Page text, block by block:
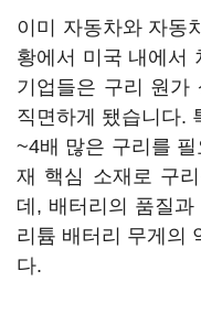
이미 자동차와 자동
황에서 미국 내에서
기업들은 구리 원가
직면하게 됐습니다.
~4배 많은 구리를
재 핵심 소재로 구
데, 배터리의 품질
리튬 배터리 무게의
다.